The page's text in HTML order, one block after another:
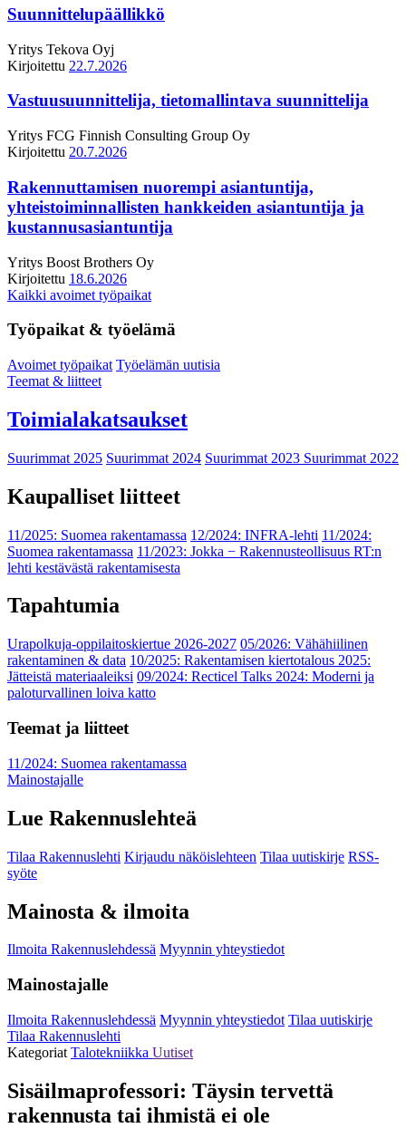
Suunnittelupäällikkö
Yritys Tekova Oyj
Kirjoitettu 22.7.2026
Vastuusuunnittelija, tietomallintava suunnittelija
Yritys FCG Finnish Consulting Group Oy
Kirjoitettu 20.7.2026
Rakennuttamisen nuorempi asiantuntija,
yhteistoiminnallisten hankkeiden asiantuntija ja
kustannusasiantuntija
Yritys Boost Brothers Oy
Kirjoitettu 18.6.2026
Kaikki avoimet työpaikat
Työpaikat & työelämä
Avoimet työpaikat Työelämän uutisia
Teemat & liitteet
Toimialakatsaukset
Suurimmat 2025 Suurimmat 2024 Suurimmat 2023 Suurimmat 2022
Kaupalliset liitteet
11/2025: Suomea rakentamassa 12/2024: INFRA-lehti 11/2024:
Suomea rakentamassa 11/2023: Jokka − Rakennusteollisuus RT:n
lehti kestävästä rakentamisesta
Tapahtumia
Urapolkuja-oppilaitoskiertue 2026-2027 05/2026: Vähähiilinen
rakentaminen & data 10/2025: Rakentamisen kiertotalous 2025:
Jätteistä materiaaleiksi 09/2024: Recticel Talks 2024: Moderni ja
paloturvallinen loiva katto
Teemat ja liitteet
11/2024: Suomea rakentamassa
Mainostajalle
Lue Rakennuslehteä
Tilaa Rakennuslehti Kirjaudu näköislehteen Tilaa uutiskirje RSS-
syöte
Mainosta & ilmoita
Ilmoita Rakennuslehdessä Myynnin yhteystiedot
Mainostajalle
Ilmoita Rakennuslehdessä Myynnin yhteystiedot Tilaa uutiskirje
Tilaa Rakennuslehti
Kategoriat Talotekniikka Uutiset
Sisäilmaprofessori: Täysin tervettä
rakennusta tai ihmistä ei ole